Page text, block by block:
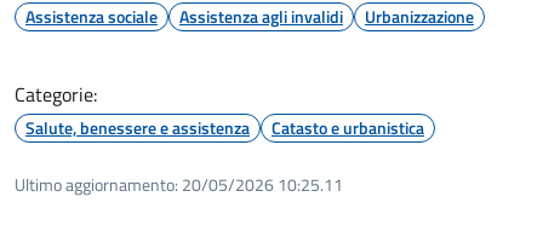
Assistenza sociale Assistenza agli invalidi Urbanizzazione
Categorie:
Salute, benessere e assistenza Catasto e urbanistica
Ultimo aggiornamento: 20/05/2026 10:25.11